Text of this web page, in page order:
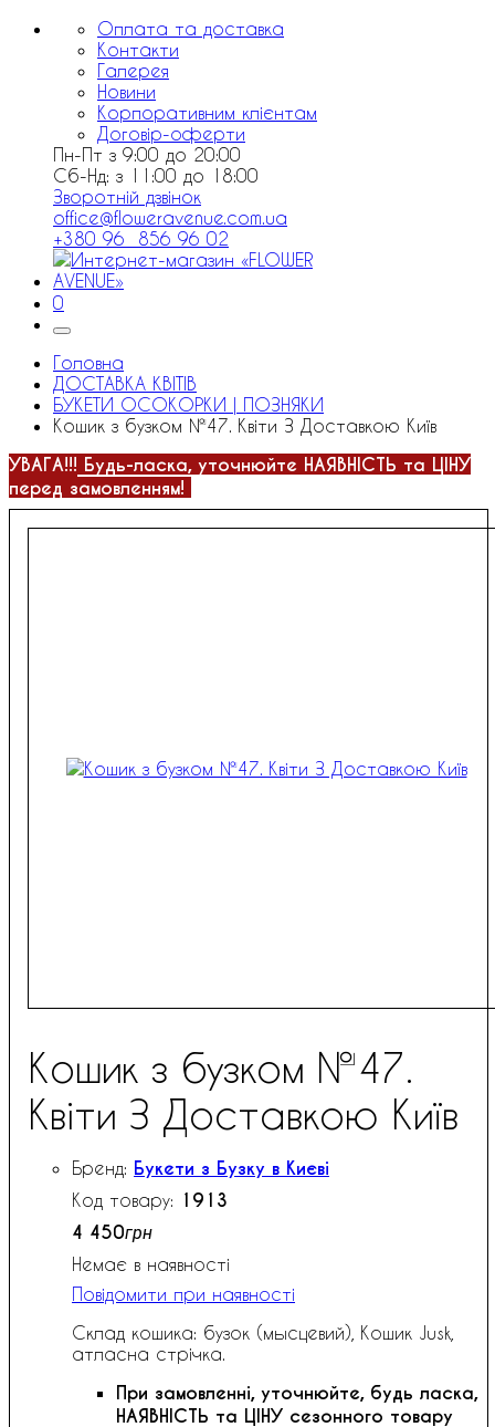
Оплата та доставка
Контакти
Галерея
Новини
Корпоративним клієнтам
Договір-оферти
Пн-Пт з 9:00 до 20:00
Сб-Нд: з 11:00 до 18:00
Зворотній дзвінок
office@floweravenue.com.ua
+380 96 856 96 02
0
Головна
ДОСТАВКА КВІТІВ
БУКЕТИ ОСОКОРКИ | ПОЗНЯКИ
Кошик з бузком №47. Квіти З Доставкою Київ
УВАГА!!! Будь-ласка, уточнюйте НАЯВНІСТЬ та ЦІНУ
перед замовленням!
Кошик з бузком №47.
Квіти З Доставкою Київ
Букети з Бузку в Києві
1913
4 450грн
Немає в наявності
Повідомити при наявності
Склад кошика: бузок (мысцевий), Кошик Jusk,
атласна стрічка.
При замовленні, уточнюйте, будь ласка,
НАЯВНІСТЬ та ЦІНУ сезонного товару